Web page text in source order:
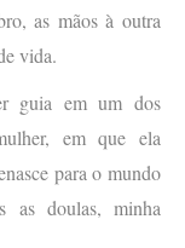
as mãos à outra
vida.
guia em um dos
em que ela
para o mundo
as doulas, minha